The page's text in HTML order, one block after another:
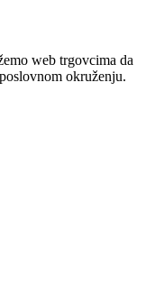
web trgovcima da
okruženju.